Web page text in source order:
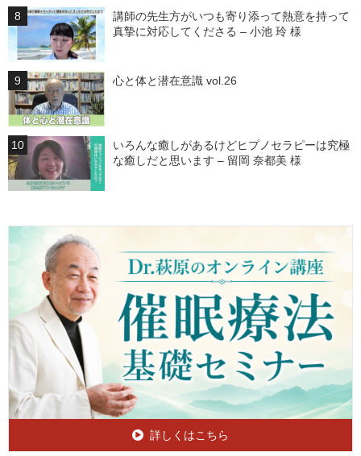
講師の先生方がいつも寄り添って熱意を持って
真摯に対応してくださる – 小池 玲 様
心と体と潜在意識 vol.26
いろんな癒しがあるけどヒプノセラピーは究極
な癒しだと思います – 留岡 奈都美 様
詳しくはこちら